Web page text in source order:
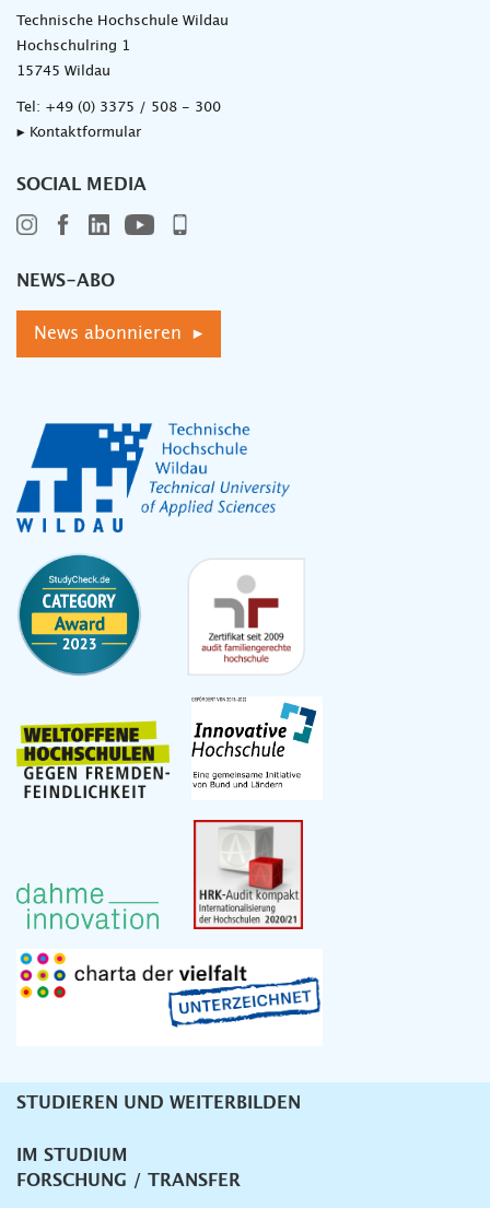
Technische Hochschule Wildau
Hochschulring 1
15745 Wildau
Tel: +49 (0) 3375 / 508 - 300
▸ Kontaktformular
SOCIAL MEDIA
NEWS-ABO
News abonnieren ▸
Unternavigation
STUDIEREN UND WEITERBILDEN
IM STUDIUM
FORSCHUNG / TRANSFER